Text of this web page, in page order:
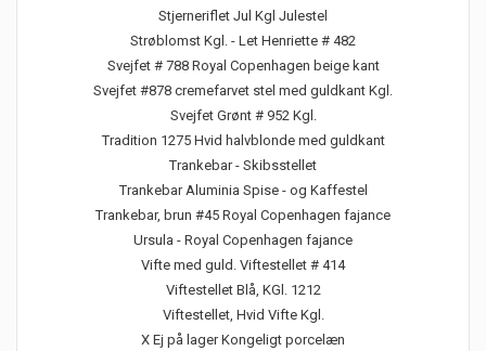
Stjerneriflet Jul Kgl Julestel
Strøblomst Kgl. - Let Henriette # 482
Svejfet # 788 Royal Copenhagen beige kant
Svejfet #878 cremefarvet stel med guldkant Kgl.
Svejfet Grønt # 952 Kgl.
Tradition 1275 Hvid halvblonde med guldkant
Trankebar - Skibsstellet
Trankebar Aluminia Spise - og Kaffestel
Trankebar, brun #45 Royal Copenhagen fajance
Ursula - Royal Copenhagen fajance
Vifte med guld. Viftestellet # 414
Viftestellet Blå, KGl. 1212
Viftestellet, Hvid Vifte Kgl.
X Ej på lager Kongeligt porcelæn